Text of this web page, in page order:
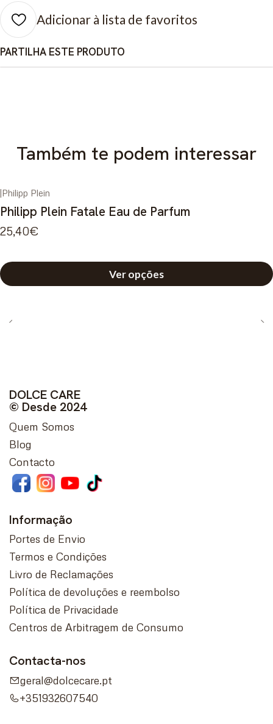
Adicionar à lista de favoritos
PARTILHA ESTE PRODUTO
Também te podem interessar
|Philipp Plein
Philipp Plein Fatale Eau de Parfum
25,40€
Ver opções
DOLCE CARE
© Desde 2024
Quem Somos
Blog
Contacto
Informação
Portes de Envio
Termos e Condições
Livro de Reclamações
Política de devoluções e reembolso
Política de Privacidade
Centros de Arbitragem de Consumo
Contacta-nos
geral@dolcecare.pt
+351932607540